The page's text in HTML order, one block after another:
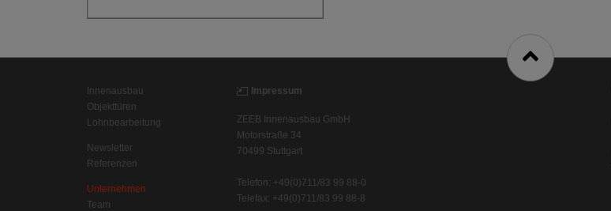
Innenausbau
Objekttüren
Lohnbearbeitung
Newsletter
Referenzen
Unternehmen
Team
Impressum
ZEEB Innenausbau GmbH
Motorstraße 34
70499 Stuttgart
Telefon: +49(0)711/83 99 88-0
Telefax: +49(0)711/83 99 88-8